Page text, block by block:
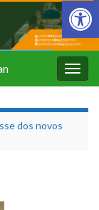
Barra de
dos novos